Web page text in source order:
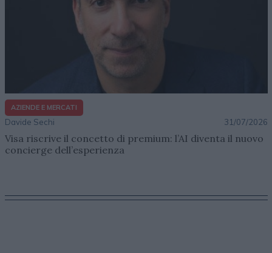
AZIENDE E MERCATI
Davide Sechi 31/07/2026
Visa riscrive il concetto di premium: l’AI diventa il nuovo
concierge dell’esperienza